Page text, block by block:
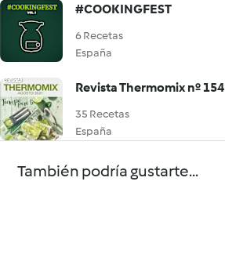
#COOKINGFEST
6 Recetas
España
Revista Thermomix nº 154
35 Recetas
España
También podría gustarte...